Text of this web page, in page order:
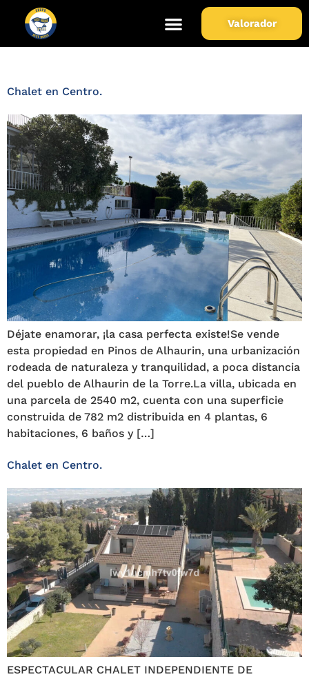
Valorador
Municipio de Propiedad:
Alhaurín de la Torre
Chalet en Centro.
Déjate enamorar, ¡la casa perfecta existe!Se vende
esta propiedad en Pinos de Alhaurin, una urbanización
rodeada de naturaleza y tranquilidad, a poca distancia
del pueblo de Alhaurin de la Torre.La villa, ubicada en
una parcela de 2540 m2, cuenta con una superficie
construida de 782 m2 distribuida en 4 plantas, 6
habitaciones, 6 baños y […]
Chalet en Centro.
ESPECTACULAR CHALET INDEPENDIENTE DE